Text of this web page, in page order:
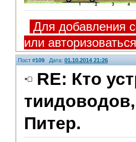
Для добавления
или авторизоваться
Пост #109 Дата: 01.10.2014 21:26
RE: Кто
Питер.